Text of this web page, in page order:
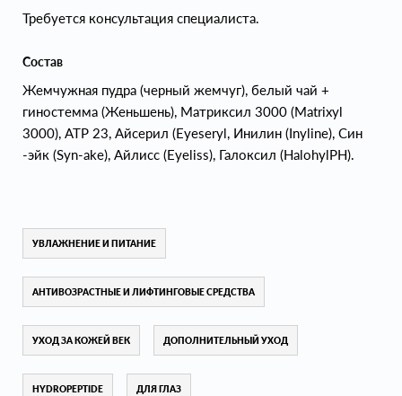
Требуется консультация специалиста.
Состав
Жемчужная пудра (черный жемчуг), белый чай +
гиностемма (Женьшень), Матриксил 3000 (Matrixyl
3000), ATP 23, Айсерил (Eyeseryl, Инилин (Inyline), Син
-эйк (Syn-ake), Айлисс (Eyeliss), Галоксил (HalohylPH).
УВЛАЖНЕНИЕ И ПИТАНИЕ
АНТИВОЗРАСТНЫЕ И ЛИФТИНГОВЫЕ СРЕДСТВА
УХОД ЗА КОЖЕЙ ВЕК ДОПОЛНИТЕЛЬНЫЙ УХОД
HYDROPEPTIDE ДЛЯ ГЛАЗ